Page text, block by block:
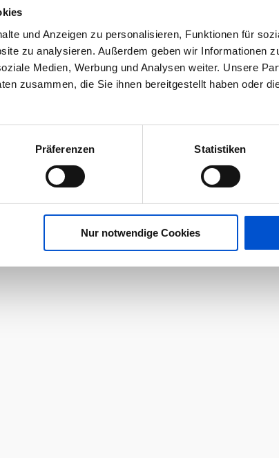
und Anzeigen zu personalisieren, Funktionen für
zu analysieren. Außerdem geben wir Informationen
Medien, Werbung und Analysen weiter. Unsere
zusammen, die Sie ihnen bereitgestellt haben oder
Präferenzen Statistiken
Nur notwendige Cookies